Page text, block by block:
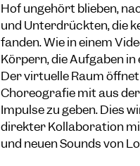
Hof ungehört blieben,
und Unterdrückten, die
fanden. Wie in einem
Körpern, die Aufgaben
Der virtuelle Raum
Choreografie mit aus
Impulse zu geben. Dies
direkter Kollaboration
und neuen Sounds von